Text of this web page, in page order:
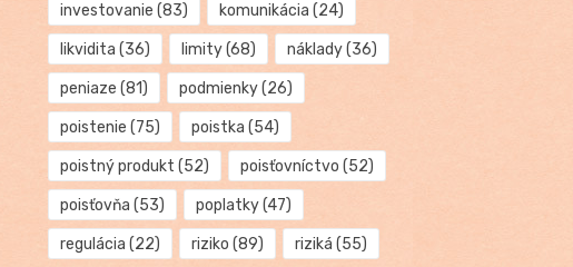
investovanie (83) komunikácia (24)
likvidita (36) limity(68) náklady(36)
peniaze (81) podmienky(26)
poistenie (75) poistka (54)
poistný produkt (52) poisťovníctvo (52)
poisťovňa (53) poplatky(47)
regulácia (22) riziko (89) riziká (55)